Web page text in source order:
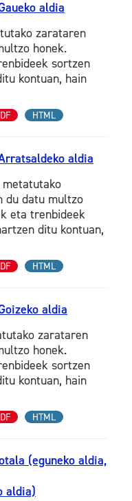
aldia
zarataren
honek.
sortzen
kontuan, hain
HTML
aldia
du datu multzo
eta trenbideek
ditu kontuan,
HTML
aldia
zarataren
honek.
sortzen
kontuan, hain
HTML
(eguneko aldia,
aldia)